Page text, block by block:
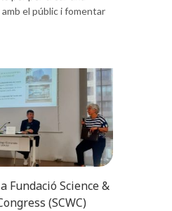
el públic i fomentar
Fundació Science &
(SCWC)